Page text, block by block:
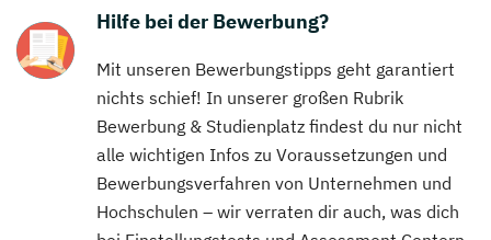
Hilfe bei der Bewerbung?
Mit unseren Bewerbungstipps geht garantiert
nichts schief! In unserer großen Rubrik
Bewerbung & Studienplatz findest du nur nicht
alle wichtigen Infos zu Voraussetzungen und
Bewerbungsverfahren von Unternehmen und
Hochschulen – wir verraten dir auch, was dich